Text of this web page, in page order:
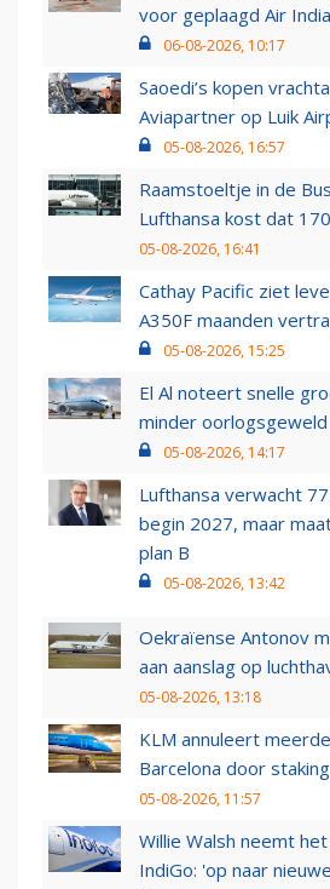
voor geplaagd Air India
06-08-2026, 10:17
Saoedi’s kopen
Aviapartner op Luik
05-08-2026, 16:57
Raamstoeltje in de
Lufthansa kost dat
05-08-2026, 16:41
Cathay Pacific ziet
A350F maanden
05-08-2026, 15:25
El Al noteert snelle
minder oorlogsgeweld
05-08-2026, 14:17
Lufthansa verwacht
begin 2027, maar
plan B
05-08-2026, 13:42
Oekraïense Antonov
aan aanslag op
05-08-2026, 13:18
KLM annuleert
Barcelona door staking
05-08-2026, 11:57
Willie Walsh neemt
IndiGo: 'op naar